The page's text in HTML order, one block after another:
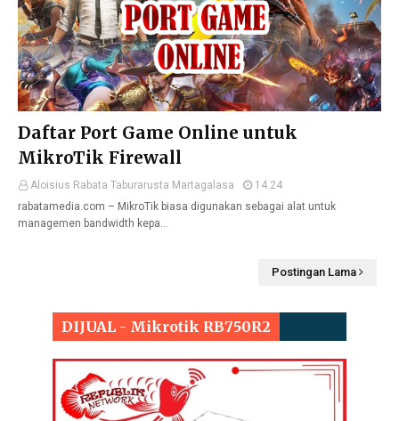
Daftar Port Game Online untuk
MikroTik Firewall
Aloisius Rabata Taburarusta Martagalasa
14.24
rabatamedia.com – MikroTik biasa digunakan sebagai alat untuk
managemen bandwidth kepa…
Postingan Lama
DIJUAL - Mikrotik RB750R2